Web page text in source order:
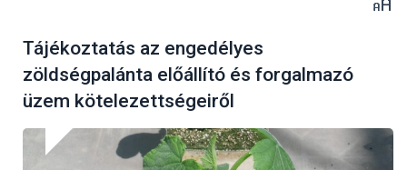
Tájékoztatás az engedélyes
zöldségpalánta előállító és forgalmazó
üzem kötelezettségeiről